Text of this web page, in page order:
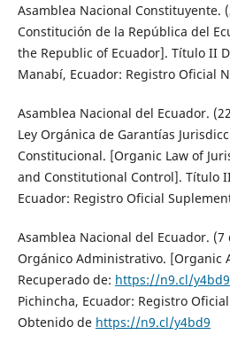
Asamblea Nacional Constituyente.
Constitución de la República del
the Republic of Ecuador]. Título II
Manabí, Ecuador: Registro Oficial
Asamblea Nacional del Ecuador.
Ley Orgánica de Garantías
Constitucional. [Organic Law of
and Constitutional Control]. Título
Ecuador: Registro Oficial
Asamblea Nacional del Ecuador. (7
Orgánico Administrativo. [Organic
Recuperado de: https://n9.cl/y4bd9
Pichincha, Ecuador: Registro
Obtenido de https://n9.cl/y4bd9